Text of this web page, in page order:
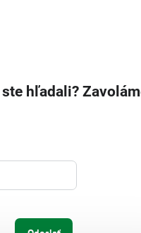
hľadali?